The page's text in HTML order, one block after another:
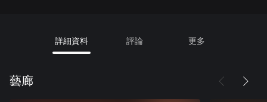
詳細資料 評論 更多
藝廊